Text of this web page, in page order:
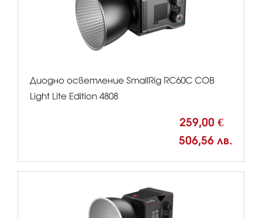
Диодно осветление SmallRig RC60C COB
Light Lite Edition 4808
259,00 €
506,56 лв.